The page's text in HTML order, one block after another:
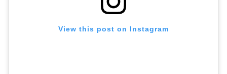
View this post on Instagram